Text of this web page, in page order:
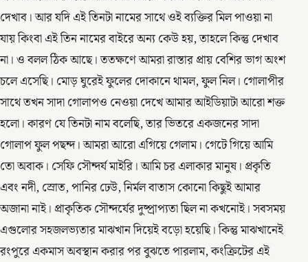
দেখাব। আর যদি এই তিনটা নামের সাথে ওই ব্যক্তির মিল পাওয়া না
যায় কিংবা এই তিন নামের বাইরে অন্য কেউ হয়, তাহলে কিন্তু দেখাব
না। ও বলল ঠিক আছে। ততক্ষণে আমরা রাস্তার প্রায় বেশির ভাগ অংশ
চলে এসেছি। মোড় ঘুরেই ফুলের দোকানে থামল, ফুল নিল। গোলাপীর
সাথে তখন সাদা গোলাপও নেওয়া দেখে আমার আইডিয়াটা আরো শক্ত
হলো। কারণ যে তিনটা নাম বলেছি, তার ভিতরে একজনের সাদা
গোলাপ ফুল পছন্দ। আমরা আরো এগিয়ে গেলাম। গেটে গিয়ে আমি
তো অবাক। সেফি সৌন্দর্য মাইরি। আমি চর এলাকার মানুষ। প্রকৃতি
এবং নদী, স্রোত, পানির ঢেউ, নির্মল বাতাস কোনো কিছুই আমার
অজানা নাই। প্রাকৃতিক সৌন্দর্যের দুষ্প্রাপ্যতা ছিল না কখনোই। সবসময়
এগুলোর সহজলভ্যতার মাঝখান দিয়েই বড়ো হয়েছি। কিন্তু মাঝখানেই
রংপুরে একমাস অবস্থান করার পর বুঝতে পারলাম, কংক্রিটের এই